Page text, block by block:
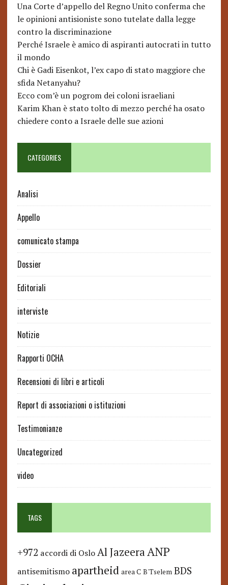
Una Corte d’appello del Regno Unito conferma che
le opinioni antisioniste sono tutelate dalla legge
contro la discriminazione
Perché Israele è amico di aspiranti autocrati in tutto
il mondo
Chi è Gadi Eisenkot, l’ex capo di stato maggiore che
sfida Netanyahu?
Ecco com’è un pogrom dei coloni israeliani
Karim Khan è stato tolto di mezzo perché ha osato
chiedere conto a Israele delle sue azioni
CATEGORIES
Analisi
Appello
comunicato stampa
Dossier
Editoriali
interviste
Notizie
Rapporti OCHA
Recensioni di libri e articoli
Report di associazioni o istituzioni
Testimonianze
Uncategorized
video
TAGS
+972 accordi di Oslo Al JazeeraANP
antisemitismo apartheid area C B'Tselem BDS